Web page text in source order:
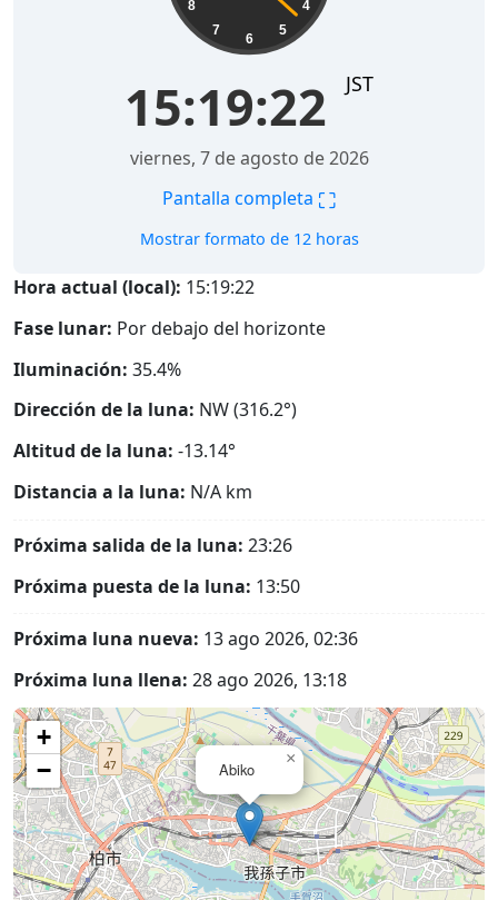
4
5
6
7
8
15:19:23 JST
viernes, 7 de agosto de 2026
Pantalla completa ⛶
Mostrar formato de 12 horas
Hora actual (local): 15:19:23
Fase lunar: Por debajo del horizonte
Iluminación: 35.4%
Dirección de la luna: NW (316.2°)
Altitud de la luna: -13.14°
Distancia a la luna: N/A km
Próxima salida de la luna: 23:26
Próxima puesta de la luna: 13:50
Próxima luna nueva: 13 ago 2026, 02:36
Próxima luna llena: 28 ago 2026, 13:18
Abiko
×
+
−